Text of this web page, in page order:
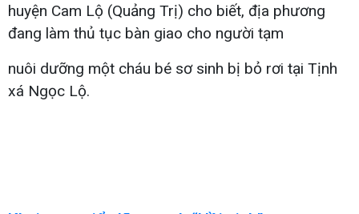
huyện Cam Lộ (Quảng Trị) cho biết, địa phương
đang làm thủ tục bàn giao cho người tạm
nuôi dưỡng một cháu bé sơ sinh bị bỏ rơi tại Tịnh
xá Ngọc Lộ.